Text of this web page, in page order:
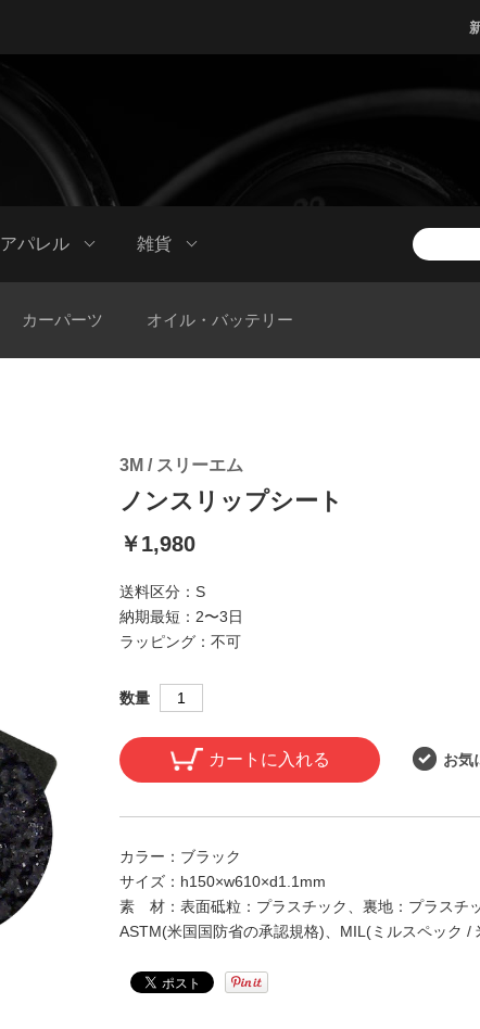
カーパーツ オイル・バッテリー
アパレル 雑貨
3M / スリーエム
ノンスリップシート
￥1,980
送料区分： S
納期最短： 2〜3日
ラッピング： 不可
数量
カートに入れる お気
カラー： ブラック
サイズ： h150×w610×d1.1mm
素 材： 表面砥粒：プラスチック、裏地：プラスチ
ASTM(米国国防省の承認規格)、MIL(ミルスペック /